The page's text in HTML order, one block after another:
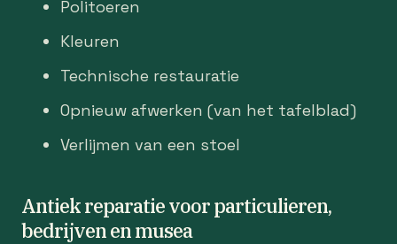
Politoeren
Kleuren
Technische restauratie
Opnieuw afwerken (van het tafelblad)
Verlijmen van een stoel
Antiek reparatie voor particulieren,
bedrijven en musea